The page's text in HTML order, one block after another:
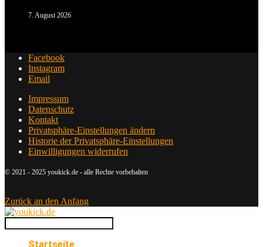
7. August 2026
Facebook
Instagram
Email
Impressum
Datenschutz
Kontakt
Privatsphäre-Einstellungen ändern
Historie der Privatsphäre-Einstellungen
Einwilligungen widerrufen
© 2021 - 2025 youkick.de - alle Rechte vorbehalten
Zurück an den Anfang
Startseite